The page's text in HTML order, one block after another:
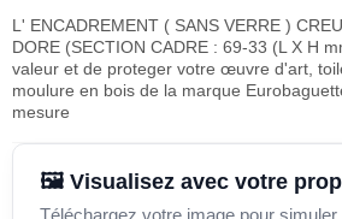
L' ENCADREMENT ( SANS VERRE )
DORE (SECTION CADRE : 69-33 (L X H
valeur et de proteger votre œuvre d'art,
moulure en bois de la marque
mesure
🖼️ Visualisez avec votre
Téléchargez votre image pour